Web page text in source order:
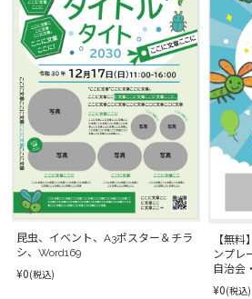
昆虫、イベント、A3ポスター＆チラ
シ、Word169
¥0(税込)
【無
ンプレ
自治会
¥0(税込)